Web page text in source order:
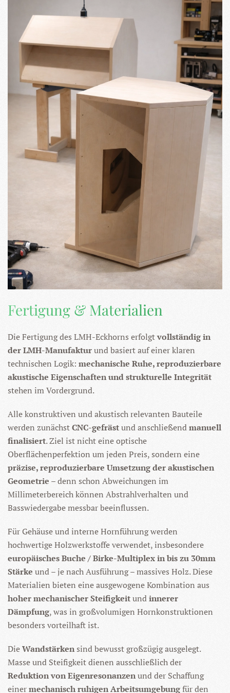
Fertigung & Materialien
Die Fertigung des LMH-Eckhorns erfolgtvollständig in
der LMH-Manufakturund basiert auf einer klaren
technischen Logik: mechanische Ruhe, reproduzierbare
akustische Eigenschaften und strukturelle Integrität
stehen im Vordergrund.
Alle konstruktiven und akustisch relevanten Bauteile
werden zunächstCNC-gefrästund anschließendmanuell
finalisiert. Ziel ist nicht eine optische
Oberflächenperfektion um jeden Preis, sondern eine
präzise, reproduzierbare Umsetzung der akustischen
Geometrie – denn schon Abweichungen im
Millimeterbereich können Abstrahlverhalten und
Basswiedergabe messbar beeinflussen.
Für Gehäuse und interne Hornführung werden
hochwertige Holzwerkstoffe verwendet, insbesondere
europäisches Buche / Birke-Multiplex in bis zu 30mm
Stärke und – je nach Ausführung – massives Holz. Diese
Materialien bieten eine ausgewogene Kombination aus
hoher mechanischer Steifigkeitundinnerer
Dämpfung, was in großvolumigen Hornkonstruktionen
besonders vorteilhaft ist.
DieWandstärkensind bewusst großzügig ausgelegt.
Masse und Steifigkeit dienen ausschließlich der
Reduktion von Eigenresonanzenund der Schaffung
einermechanisch ruhigen Arbeitsumgebungfür den